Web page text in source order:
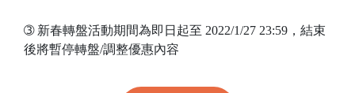
➂ 新春轉盤活動期間為即日起至 2022/1/27 23:59，結束
後將暫停轉盤/調整優惠內容